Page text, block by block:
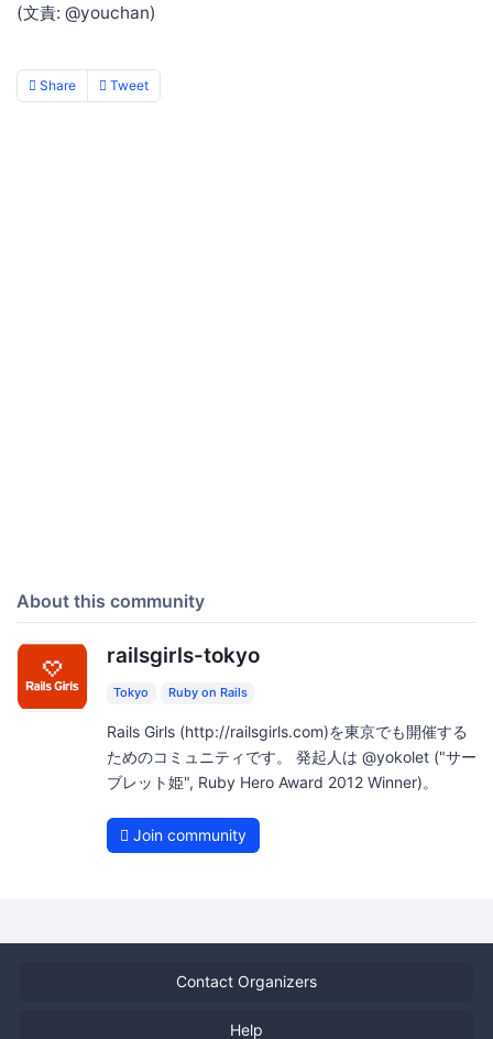
(文責: @youchan)
Share Tweet
About this community
railsgirls-tokyo
Tokyo Ruby on Rails
Rails Girls (http://railsgirls.com)を東京でも開催する
ためのコミュニティです。 発起人は @yokolet ("サー
ブレット姫", Ruby Hero Award 2012 Winner)。
Join community
Contact Organizers
Help